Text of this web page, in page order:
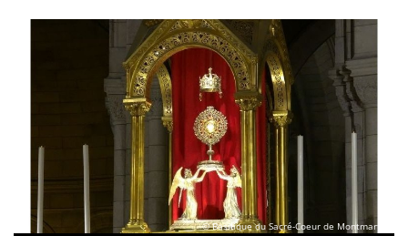
© Basilique du Sacré-Coeur de Montmartre